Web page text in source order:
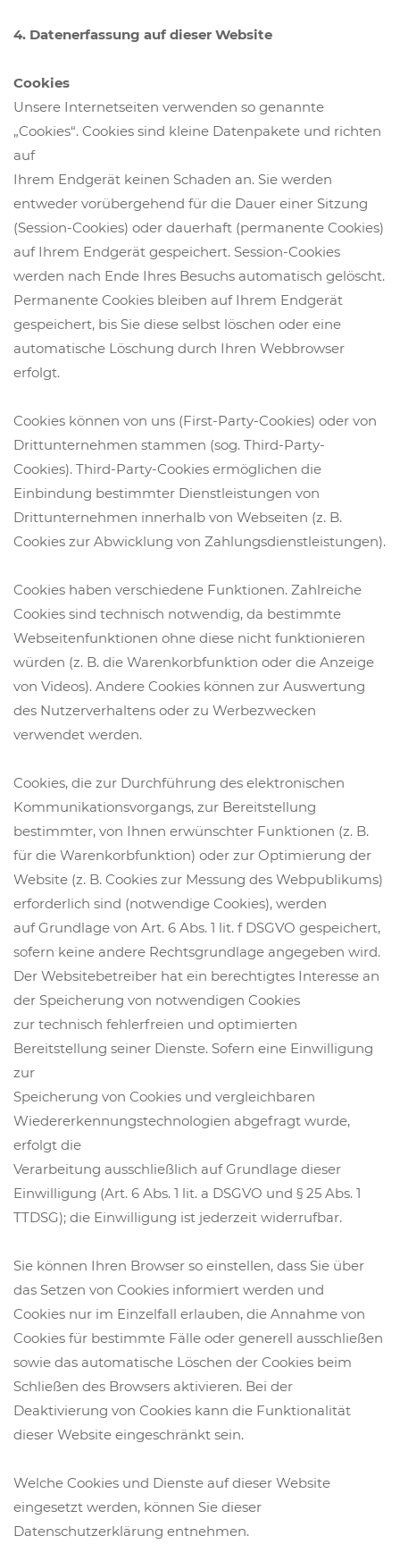
4. Datenerfassung auf dieser Website
Cookies
Unsere Internetseiten verwenden so genannte
„Cookies“. Cookies sind kleine Datenpakete und richten
auf
Ihrem Endgerät keinen Schaden an. Sie werden
entweder vorübergehend für die Dauer einer Sitzung
(Session-Cookies) oder dauerhaft (permanente Cookies)
auf Ihrem Endgerät gespeichert. Session-Cookies
werden nach Ende Ihres Besuchs automatisch gelöscht.
Permanente Cookies bleiben auf Ihrem Endgerät
gespeichert, bis Sie diese selbst löschen oder eine
automatische Löschung durch Ihren Webbrowser
erfolgt.
Cookies können von uns (First-Party-Cookies) oder von
Drittunternehmen stammen (sog. Third-Party-
Cookies). Third-Party-Cookies ermöglichen die
Einbindung bestimmter Dienstleistungen von
Drittunternehmen innerhalb von Webseiten (z. B.
Cookies zur Abwicklung von Zahlungsdienstleistungen).
Cookies haben verschiedene Funktionen. Zahlreiche
Cookies sind technisch notwendig, da bestimmte
Webseitenfunktionen ohne diese nicht funktionieren
würden (z. B. die Warenkorbfunktion oder die Anzeige
von Videos). Andere Cookies können zur Auswertung
des Nutzerverhaltens oder zu Werbezwecken
verwendet werden.
Cookies, die zur Durchführung des elektronischen
Kommunikationsvorgangs, zur Bereitstellung
bestimmter, von Ihnen erwünschter Funktionen (z. B.
für die Warenkorbfunktion) oder zur Optimierung der
Website (z. B. Cookies zur Messung des Webpublikums)
erforderlich sind (notwendige Cookies), werden
auf Grundlage von Art. 6 Abs. 1 lit. f DSGVO gespeichert,
sofern keine andere Rechtsgrundlage angegeben wird.
Der Websitebetreiber hat ein berechtigtes Interesse an
der Speicherung von notwendigen Cookies
zur technisch fehlerfreien und optimierten
Bereitstellung seiner Dienste. Sofern eine Einwilligung
zur
Speicherung von Cookies und vergleichbaren
Wiedererkennungstechnologien abgefragt wurde,
erfolgt die
Verarbeitung ausschließlich auf Grundlage dieser
Einwilligung (Art. 6 Abs. 1 lit. a DSGVO und § 25 Abs. 1
TTDSG); die Einwilligung ist jederzeit widerrufbar.
Sie können Ihren Browser so einstellen, dass Sie über
das Setzen von Cookies informiert werden und
Cookies nur im Einzelfall erlauben, die Annahme von
Cookies für bestimmte Fälle oder generell ausschließen
sowie das automatische Löschen der Cookies beim
Schließen des Browsers aktivieren. Bei der
Deaktivierung von Cookies kann die Funktionalität
dieser Website eingeschränkt sein.
Welche Cookies und Dienste auf dieser Website
eingesetzt werden, können Sie dieser
Datenschutzerklärung entnehmen.